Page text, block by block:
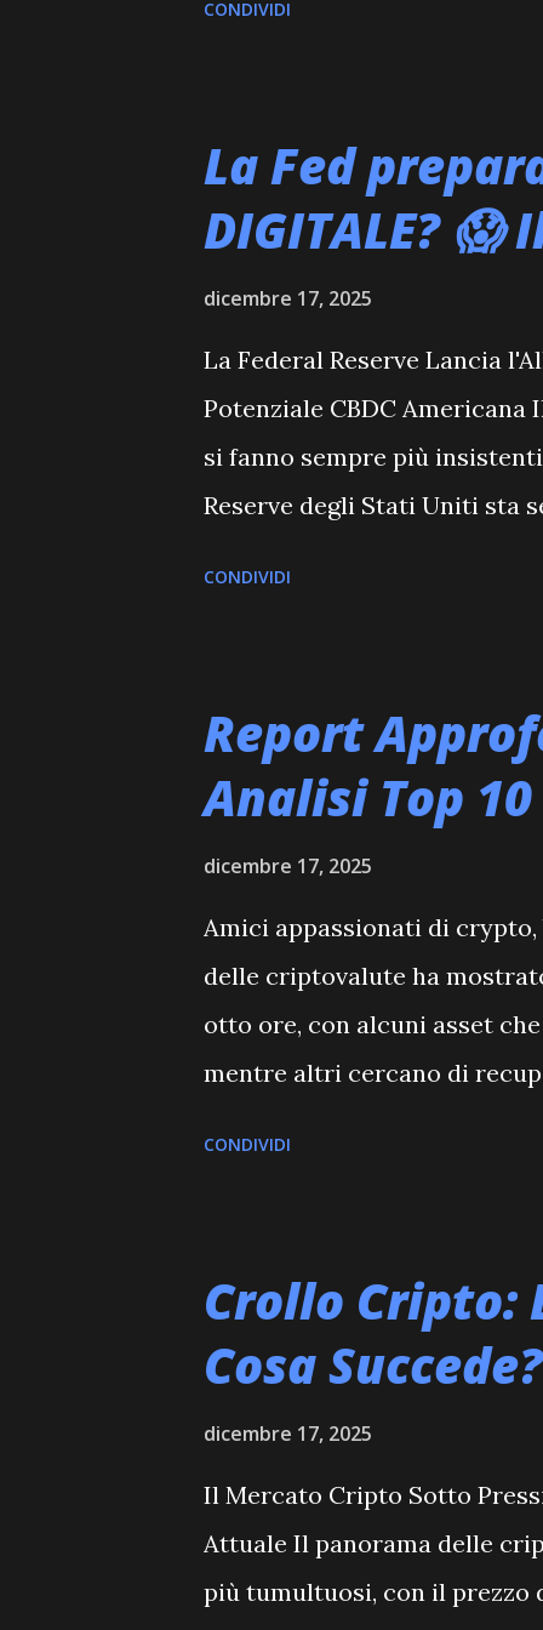
attenta osservazione.
principali monete del
solida, ma la tendenza
mercato delle altcoin. Gli
spingere ADA verso nuovi
CONDIVIDI
La Fed
DIGITALE?
dicembre 17, 2025
La Federal Reserve Lancia
Potenziale CBDC
si fanno sempre più
Reserve degli Stati Uniti sta
criptovalute, inclusi giganti
"CriptoAnalisi", il nostro
una versione digitale del
di una minaccia esistenziale
catalizzatore che n...
CONDIVIDI
Report
Analisi Top
dicembre 17, 2025
Amici appassionati di
delle criptovalute ha
otto ore, con alcuni asset
mentre altri cercano di
per un aggiornamento
Analisi di Cardano (ADA)
approccio rigoroso allo
alla sicurezza della rete.
CONDIVIDI
Crollo Cripto:
Cosa Succede?
dicembre 17, 2025
Il Mercato Cripto Sotto
Attuale Il panorama delle
più tumultuosi, con il prezzo